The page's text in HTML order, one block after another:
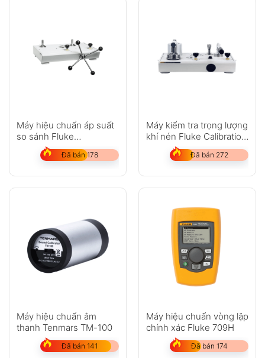
Máy hiệu chuẩn áp suất
so sánh Fluke
Calibration P5513
Đã bán 178
Máy kiểm tra trọng lượng
khí nén Fluke Calibration
P3000
Đã bán 272
Máy hiệu chuẩn âm
thanh Tenmars TM-100
Đã bán 141
Máy hiệu chuẩn vòng lặp
chính xác Fluke 709H
Đã bán 174